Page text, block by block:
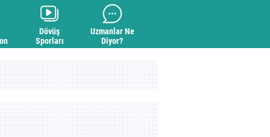
Dövüş
Sporları
Uzmanlar Ne
Diyor?